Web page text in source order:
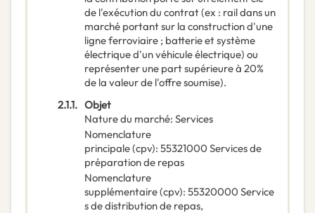
de l'exécution du contrat (ex : rail dans un
marché portant sur la construction d'une
ligne ferroviaire ; batterie et système
électrique d'un véhicule électrique) ou
représenter une part supérieure à 20%
de la valeur de l'offre soumise).
2.1.1. Objet
Nature du marché: Services
Nomenclature
principale(cpv): 55321000 Services de
préparation de repas
Nomenclature
supplémentaire(cpv): 55320000 Service
s de distribution de repas,